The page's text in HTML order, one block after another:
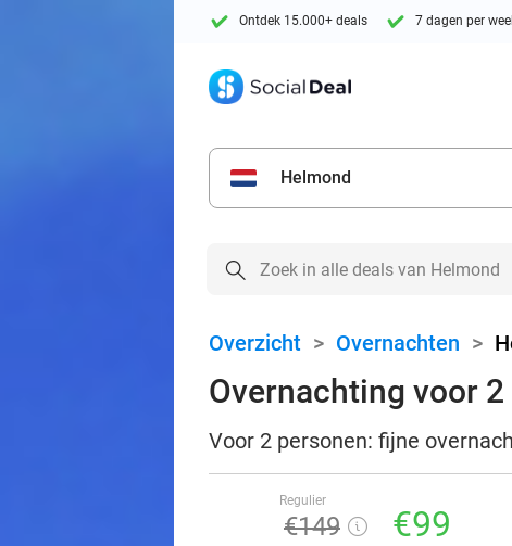
Ontdek 15.000+ deals 7 dagen per
Helmond
Overzicht > Overnachten >
Overnachting voor
Voor 2 personen: fijne
Regulier
€149 €99